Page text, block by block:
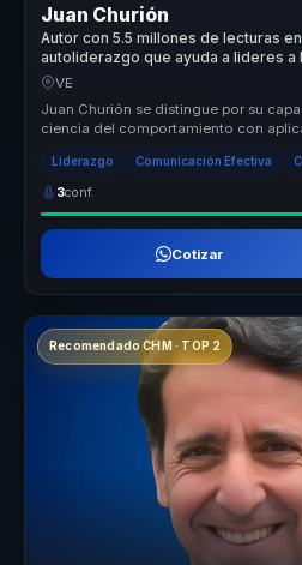
Juan Churión
Autor con 5.5 millones de lecturas
autoliderazgo que ayuda a lideres
mejores decisiones.
VE
Juan Churión se distingue por su
ciencia del comportamiento con
ofreciendo a las organ...
Liderazgo Comunicación Efectiva
3conf.
Cotizar
Recomendado CHM · TOP 2